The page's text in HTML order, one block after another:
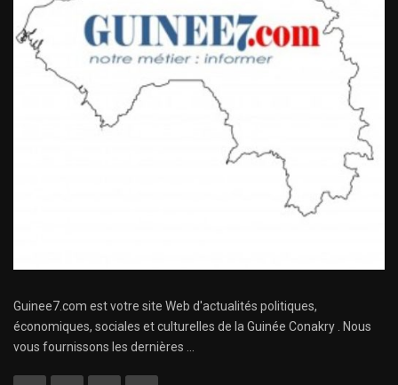
Guinee7.com est votre site Web d'actualités politiques,
économiques, sociales et culturelles de la Guinée Conakry . Nous
vous fournissons les dernières ...